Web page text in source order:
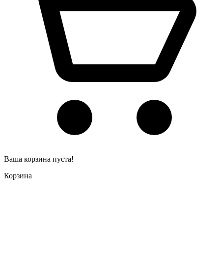
Ваша корзина пуста!
Корзина